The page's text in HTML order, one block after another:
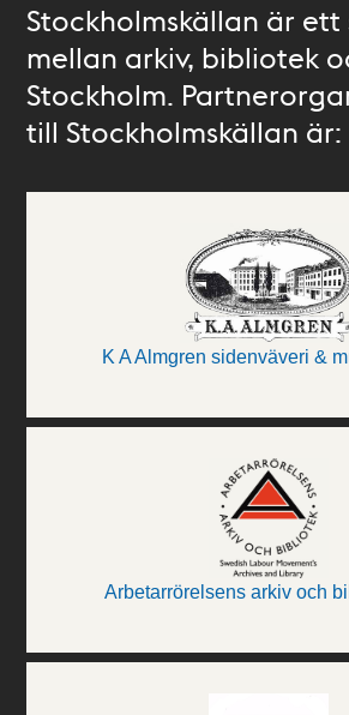
Stockholmskällan är
mellan arkiv, bibliotek
Stockholm.
till Stockholmskällan är:
K A Almgren sidenväveri &
Arbetarrörelsens arkiv och